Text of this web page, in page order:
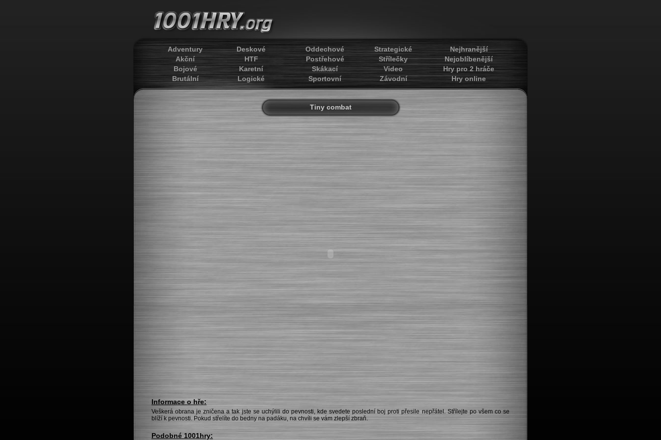
Adventury
Akční
Bojové
Brutální
Deskové
HTF
Karetní
Logické
Oddechové
Postřehové
Skákací
Sportovní
Strategické
Střílečky
Video
Závodní
Nejhranější
Nejoblíbenější
Hry pro 2 hráče
Hry online
Tiny combat
Informace o hře:
Veškerá obrana je zničena a tak jste se uchýlili do pevnosti, kde svedete poslední boj proti přesile nepřátel. Střílejte po všem co se
blíží k pevnosti. Pokud střelíte do bedny na padáku, na chvíli se vám zlepší zbraň.
Podobné 1001hry: